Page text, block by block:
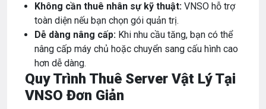
Không cần thuê nhân sự kỹ thuật: VNSO hỗ trợ
toàn diện nếu bạn chọn gói quản trị.
Dễ dàng nâng cấp: Khi nhu cầu tăng, bạn có thể
nâng cấp máy chủ hoặc chuyển sang cấu hình cao
hơn dễ dàng.
Quy Trình Thuê Server Vật Lý Tại
VNSO Đơn Giản